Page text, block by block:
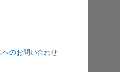
のお問い合わせ